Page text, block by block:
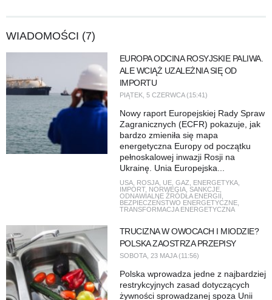
WIADOMOŚCI (7)
EUROPA ODCINA ROSYJSKIE PALIWA.
ALE WCIĄŻ UZALEŻNIA SIĘ OD
IMPORTU
PIĄTEK, 5 CZERWCA (15:41)
Nowy raport Europejskiej Rady Spraw
Zagranicznych (ECFR) pokazuje, jak
bardzo zmieniła się mapa
energetyczna Europy od początku
pełnoskalowej inwazji Rosji na
Ukrainę. Unia Europejska...
USA, ROSJA, UE, GAZ ENERGETYKA,
IMPORT, NORWEGIA, SANKCJE,
ODNAWIALNE ŹRÓDŁA ENERGII
BEZPIECZEŃSTWO ENERGETYCZNE,
TRANSFORMACJA ENERGETYCZNA
TRUCIZNA W OWOCACH I MIODZIE?
POLSKA ZAOSTRZA PRZEPISY
SOBOTA, 23 MAJA (11:56)
Polska wprowadza jedne z najbardziej
restrykcyjnych zasad dotyczących
żywności sprowadzanej spoza Unii